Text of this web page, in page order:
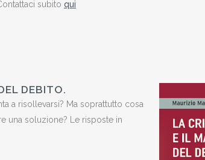
subito qui
DEBITO.
a risollevarsi? Ma soprattutto cosa
una soluzione? Le risposte in